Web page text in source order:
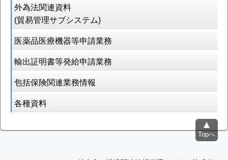
外為法関連資料
(貿易管理サブシステム)
医薬品医療機器等申請業務
輸出証明書等発給申請業務
包括保険関連業務情報
各種資料
Topへ